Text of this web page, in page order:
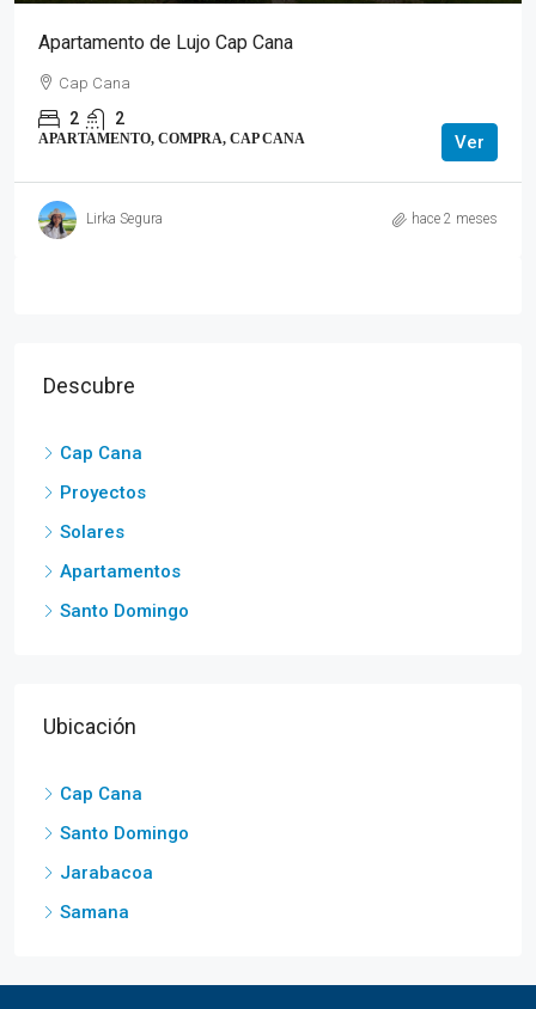
Apartamento de Lujo Cap Cana
Cap Cana
2 2
APARTAMENTO, COMPRA, CAP CANA Ver
Lirka Segura hace 2 meses
Descubre
Cap Cana
Proyectos
Solares
Apartamentos
Santo Domingo
Ubicación
Cap Cana
Santo Domingo
Jarabacoa
Samana